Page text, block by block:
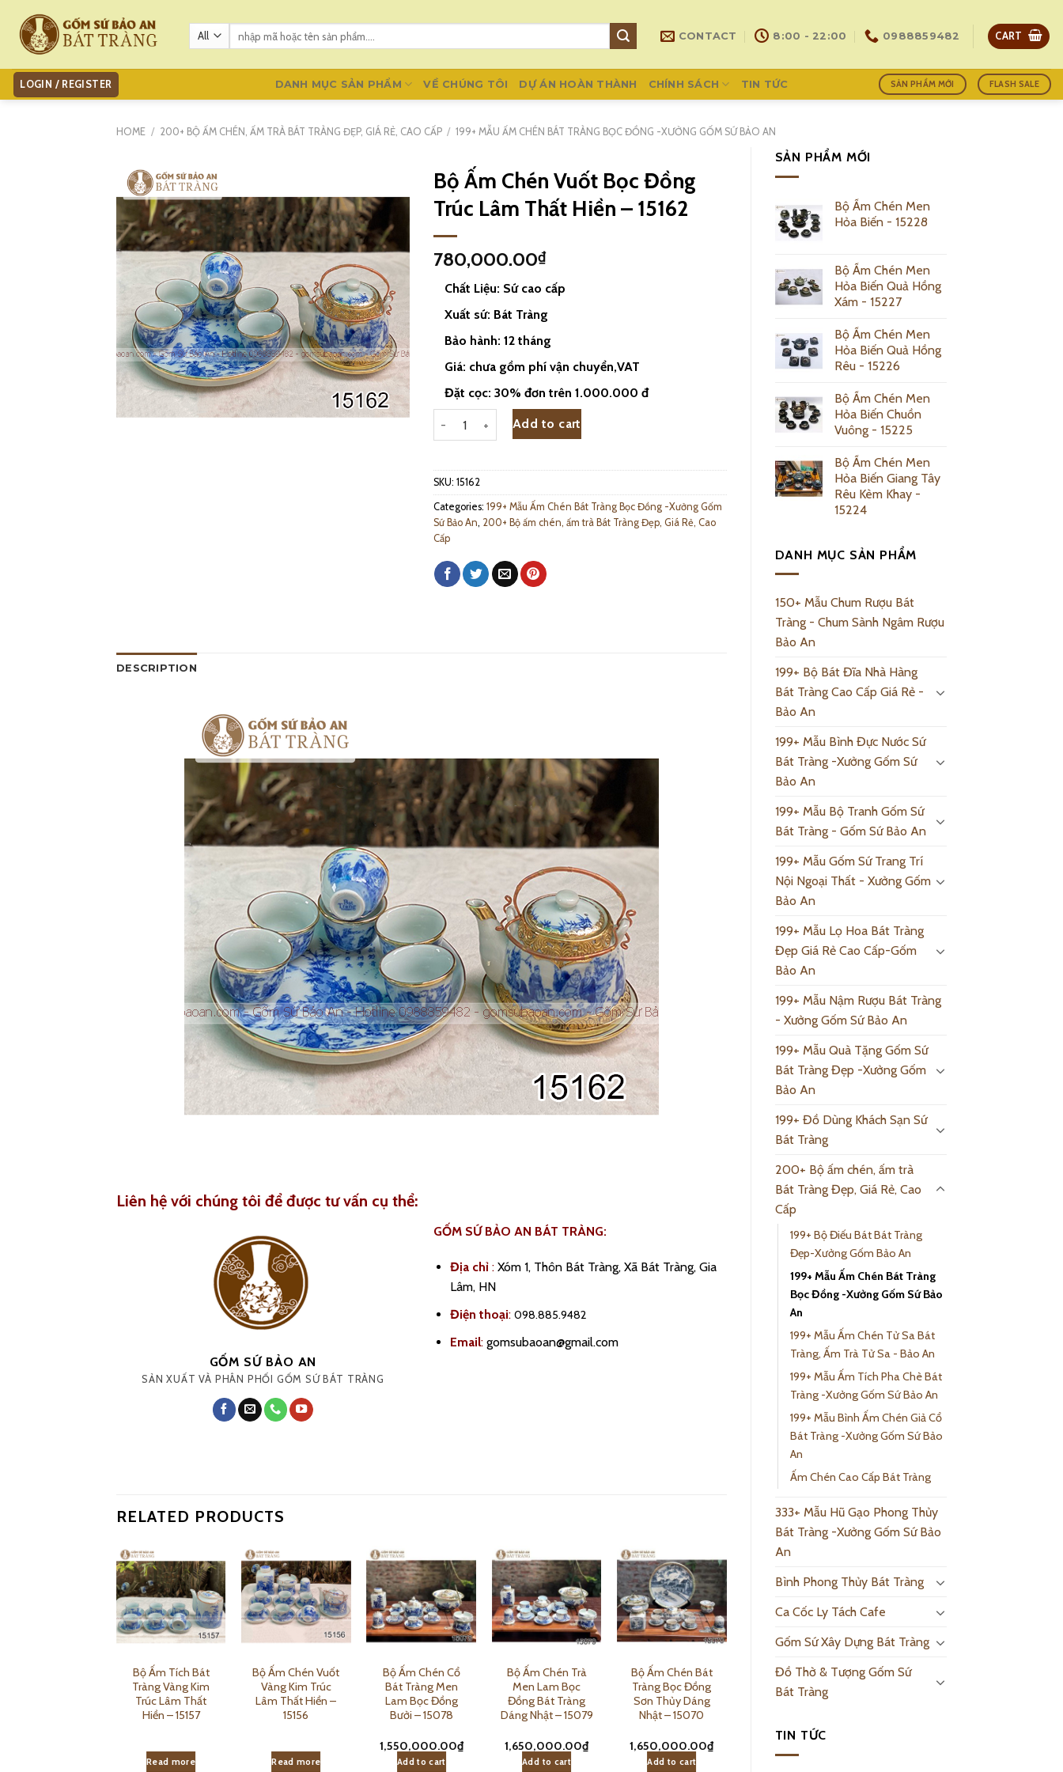
content
Search
CONTACT 8:00 - 22:00 0988859482 CART
LOGIN / REGISTER DANH MỤC SẢN PHẨM VỀ CHÚNG TÔI DỰ ÁN HOÀN THÀNH CHÍNH SÁCH TIN TỨC SẢN PHẨM MỚI FLASH SALE
HOME / 200+ BỘ ẤM CHÉN, ẤM TRÀ BÁT TRÀNG ĐẸP, GIÁ RẺ, CAO CẤP / 199+ MẪU ẤM CHÉN BÁT TRÀNG BỌC ĐỒNG -XƯỞNG GỐM SỨ BẢO AN
SẢN PHẨM MỚI
Bộ Ấm Chén Men
Hỏa Biến - 15228
Bộ Ấm Chén Men
Hỏa Biến Quả Hồng
Xám - 15227
Bộ Ấm Chén Men
Hỏa Biến Quả Hồng
Rêu - 15226
Bộ Ấm Chén Men
Hỏa Biến Chuồn
Vuông - 15225
Bộ Ấm Chén Men
Hỏa Biến Giang Tây
Rêu Kèm Khay -
15224
DANH MỤC SẢN PHẨM
150+ Mẫu Chum Rượu Bát
Tràng - Chum Sành Ngâm Rượu
Bảo An
199+ Bộ Bát Đĩa Nhà Hàng
Bát Tràng Cao Cấp Giá Rẻ -
Bảo An
199+ Mẫu Bình Đực Nước Sứ
Bát Tràng -Xưởng Gốm Sứ
Bảo An
199+ Mẫu Bộ Tranh Gốm Sứ
Bát Tràng - Gốm Sứ Bảo An
199+ Mẫu Gốm Sứ Trang Trí
Nội Ngoại Thất - Xưởng Gốm
Bảo An
199+ Mẫu Lọ Hoa Bát Tràng
Đẹp Giá Rẻ Cao Cấp-Gốm
Bảo An
199+ Mẫu Nậm Rượu Bát Tràng
- Xưởng Gốm Sứ Bảo An
199+ Mẫu Quà Tặng Gốm Sứ
Bát Tràng Đẹp -Xưởng Gốm
Bảo An
199+ Đồ Dùng Khách Sạn Sứ
Bát Tràng
200+ Bộ ấm chén, ấm trà
Bát Tràng Đẹp, Giá Rẻ, Cao
Cấp
199+ Bộ Điếu Bát Bát Tràng
Đẹp-Xưởng Gốm Bảo An
199+ Mẫu Ấm Chén Bát Tràng
Bọc Đồng -Xưởng Gốm Sứ Bảo
An
199+ Mẫu Ấm Chén Tử Sa Bát
Tràng, Ấm Trà Tử Sa - Bảo An
199+ Mẫu Ấm Tích Pha Chè Bát
Tràng -Xưởng Gốm Sứ Bảo An
199+ Mẫu Bình Ấm Chén Giả Cổ
Bát Tràng -Xưởng Gốm Sứ Bảo
An
Ấm Chén Cao Cấp Bát Tràng
333+ Mẫu Hũ Gạo Phong Thủy
Bát Tràng -Xưởng Gốm Sứ Bảo
An
Bình Phong Thủy Bát Tràng
Ca Cốc Ly Tách Cafe
Gốm Sứ Xây Dựng Bát Tràng
Đồ Thờ & Tượng Gốm Sứ
Bát Tràng
TIN TỨC
Bộ Ấm Chén Vuốt Bọc Đồng
Trúc Lâm Thất Hiền – 15162
780,000.00₫
Chất Liệu: Sứ cao cấp
Xuất sứ: Bát Tràng
Bảo hành: 12 tháng
Giá: chưa gồm phí vận chuyển,VAT
Đặt cọc: 30% đơn trên 1.000.000 đ
Bộ Ấm Chén Vuốt Bọc Đồng Trúc Lâm Thất Hiền - 15162 quantity
Add to cart
SKU: 15162
Categories: 199+ Mẫu Ấm Chén Bát Tràng Bọc Đồng -Xưởng Gốm
Sứ Bảo An, 200+ Bộ ấm chén, ấm trà Bát Tràng Đẹp, Giá Rẻ, Cao
Cấp
DESCRIPTION
Liên hệ với chúng tôi để được tư vấn cụ thể:
GỐM SỨ BẢO AN
SẢN XUẤT VÀ PHÂN PHỐI GỐM SỨ BÁT TRÀNG
GỐM SỨ BẢO AN BÁT TRÀNG:
Địa chỉ :Xóm 1, Thôn Bát Tràng, Xã Bát Tràng, Gia
Lâm, HN
Điện thoại: 098.885.9482
Email:gomsubaoan@gmail.com
RELATED PRODUCTS
Bộ Ấm Tích Bát
Tràng Vàng Kim
Trúc Lâm Thất
Hiền – 15157
Read more
Bộ Ấm Chén Vuốt
Vàng Kim Trúc
Lâm Thất Hiền –
15156
Read more
Bộ Ấm Chén Cổ
Bát Tràng Men
Lam Bọc Đồng
Bưởi – 15078
1,550,000.00₫
Add to cart
Bộ Ấm Chén Trà
Men Lam Bọc
Đồng Bát Tràng
Dáng Nhật – 15079
1,650,000.00₫
Add to cart
Bộ Ấm Chén Bát
Tràng Bọc Đồng
Sơn Thủy Dáng
Nhật – 15070
1,650,000.00₫
Add to cart
Bộ Ấm Tích Pha
Chè Xanh Men
Lam Bọc Đồng –